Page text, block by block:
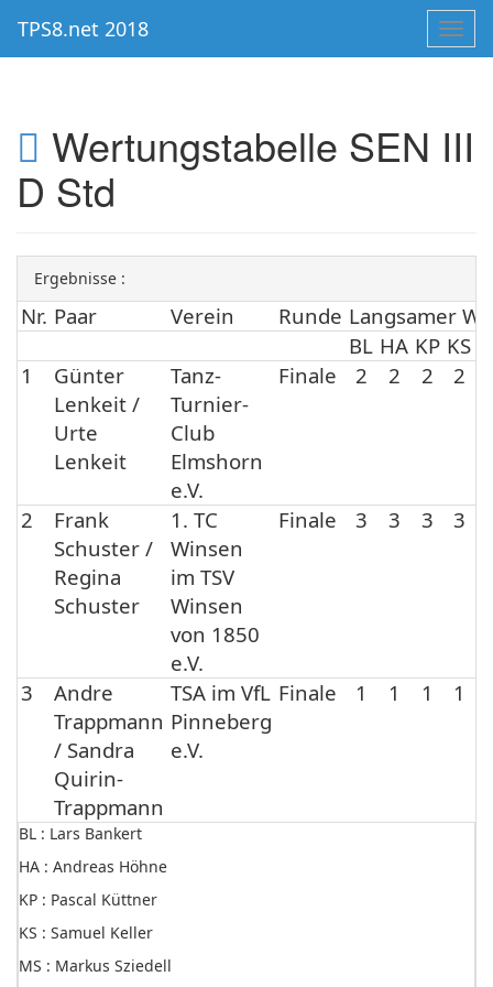
TPS8.net 2018
Wertungstabelle SEN III
D Std
Ergebnisse :
Nr. Paar Verein Runde Langsamer
BL HA KP KS
1
Günter
Lenkeit /
Urte
Lenkeit
Tanz-
Turnier-
Club
Elmshorn
e.V.
Finale 2 2 2 2
2
Frank
Schuster /
Regina
Schuster
1. TC
Winsen
im TSV
Winsen
von 1850
e.V.
Finale 3 3 3 3
3
Andre
Trappmann
/ Sandra
Quirin-
Trappmann
TSA im VfL
Pinneberg
e.V.
Finale 1 1 1 1
BL : Lars Bankert
HA : Andreas Höhne
KP : Pascal Küttner
KS : Samuel Keller
MS : Markus Sziedell